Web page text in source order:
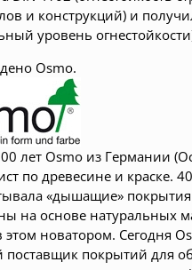
и конструкций) и
уровень
Osmo.
лет Osmo из Германии
по древесине и краске.
«дышащие»
на основе натуральных
этом новатором. Сегодня
поставщик покрытий для